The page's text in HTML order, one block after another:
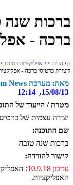
ברכות שנה
ברכה -
דף הבית >> אפליקציות בחינם
ליצירת כרטיסי ברכה -
מאת: מערכת Telecom News
15/08/13, 12:14
מטרת / הייעוד של
יצירה עצמית של
שם התוכנה:
ברכות שנה טובה
קישור להורדה:
עדכון 10.9.18
:
האפליקציות.